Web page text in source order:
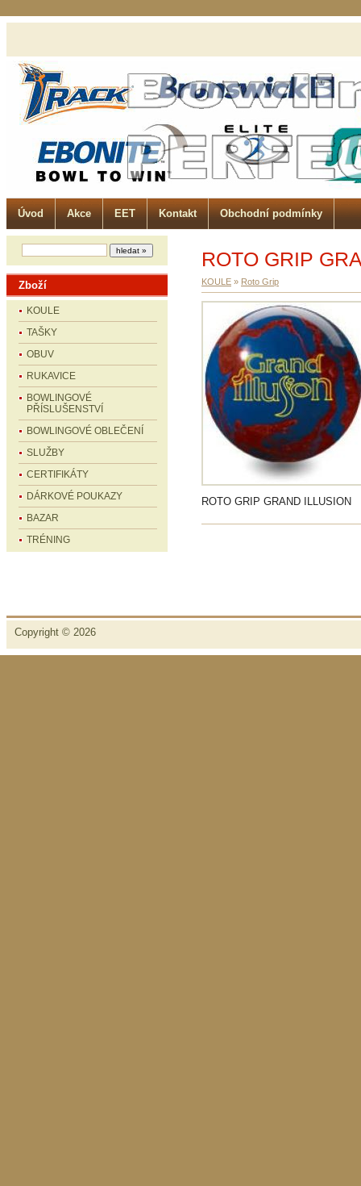
Úvod Akce EET Kontakt Obchodní podmínky
Zboží
KOULE
TAŠKY
OBUV
RUKAVICE
BOWLINGOVÉ
PŘÍSLUŠENSTVÍ
BOWLINGOVÉ OBLEČENÍ
SLUŽBY
CERTIFIKÁTY
DÁRKOVÉ POUKAZY
BAZAR
TRÉNING
ROTO GRIP
KOULE » Roto Grip
ROTO GRIP GRAND ILLUSION
Copyright © 2026